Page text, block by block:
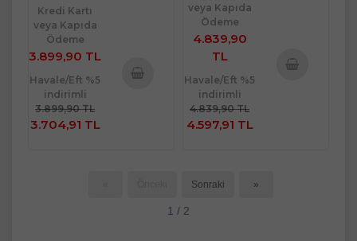
Kredi Kartı
veya Kapıda
Ödeme
3.899,90 TL
Havale/Eft %5
indirimli
3.899,90 TL
3.704,91 TL
veya Kapıda
Ödeme
4.839,90
TL
Havale/Eft %5
indirimli
4.839,90 TL
4.597,91 TL
Sonraki »
1 / 2